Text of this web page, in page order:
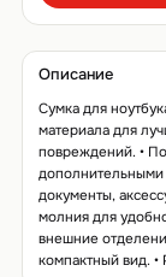
Описание
Сумка для
материала для
повреждений. •
дополнительными
документы,
молния для
внешние
компактный вид.